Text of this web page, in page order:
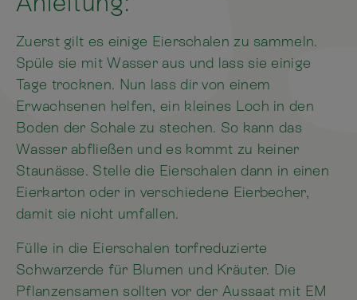
Zuerst gilt es einige Eierschalen zu sammeln.
Spüle sie mit Wasser aus und lass sie einige
Tage trocknen. Nun lass dir von einem
Erwachsenen helfen, ein kleines Loch in den
Boden der Schale zu stechen. So kann das
Wasser abfließen und es kommt zu keiner
Staunässe. Stelle die Eierschalen dann in einen
Eierkarton oder in verschiedene Eierbecher,
damit sie nicht umfallen.
Fülle in die Eierschalen torfreduzierte
Schwarzerde für Blumen und Kräuter. Die
Pflanzensamen sollten vor der Aussaat mit EM